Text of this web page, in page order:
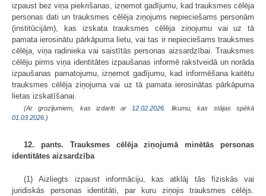
izpaust bez viņa piekrišanas, izņemot gadījumu, kad trauksmes cēlēja
personas dati un trauksmes cēlēja ziņojums nepieciešams personām
(institūcijām), kas izskata trauksmes cēlēja ziņojumu vai uz tā
pamata ierosinātu pārkāpuma lietu, vai tas ir nepieciešams trauksmes
cēlēja, viņa radinieka vai saistītās personas aizsardzībai. Trauksmes
cēlēju pirms viņa identitātes izpaušanas informē rakstveidā un norāda
izpaušanas pamatojumu, izņemot gadījumu, kad informēšana kaitētu
trauksmes cēlēja ziņojuma vai uz tā pamata ierosinātas pārkāpuma
lietas izskatīšanai.
(Ar grozījumiem, kas izdarīti ar 12.02.2026 . likumu, kas stājas spēkā
01.03.2026. )
12. pants. Trauksmes cēlēja ziņojumā minētās personas
identitātes aizsardzība
(1) Aizliegts izpaust informāciju, kas atklāj tās fiziskās vai
juridiskās personas identitāti, par kuru ziņojis trauksmes cēlējs.